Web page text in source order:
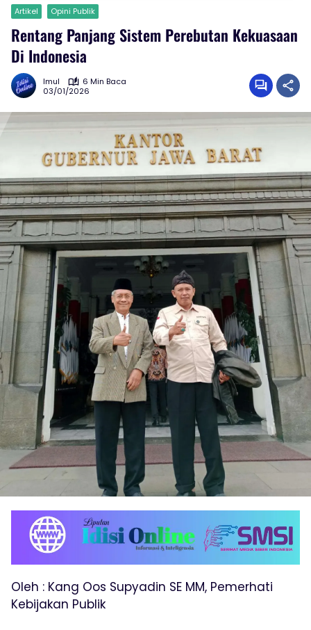
Artikel Opini Publik
Rentang Panjang Sistem Perebutan Kekuasaan
Di Indonesia
Imul
6 Min Baca
03/01/2026
Oleh : Kang Oos Supyadin SE MM, Pemerhati
Kebijakan Publik